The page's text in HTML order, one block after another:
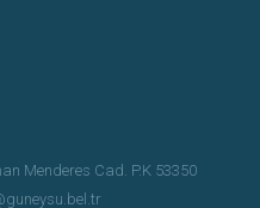
Menderes Cad. P.K 53350